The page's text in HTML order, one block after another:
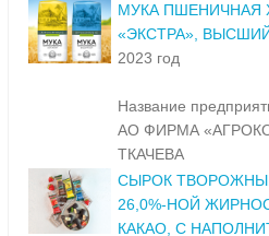
МУКА ПШЕНИЧНАЯ
«ЭКСТРА»,
2023 год
Название
АО ФИРМА
ТКАЧЕВА
СЫРОК
26,0%-НОЙ
КАКАО, С